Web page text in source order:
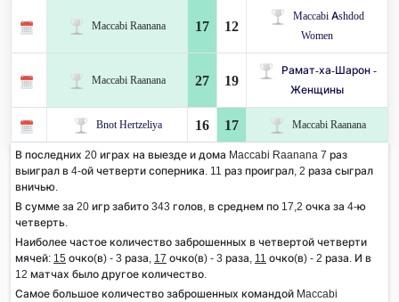
Maccabi Raanana 17 12
Maccabi Ashdod
Women
Maccabi Raanana 27 19
Рамат-ха-Шарон -
Женщины
Bnot Hertzeliya 16 17 Maccabi Raanana
В последних 20 играх на выезде и дома Maccabi Raanana 7 раз
выиграл в 4-ой четверти соперника. 11 раз проиграл, 2 раза сыграл
вничью.
В сумме за 20 игр забито 343 голов, в среднем по 17,2 очка за 4-ю
четверть.
Наиболее частое количество заброшенных в четвертой четверти
мячей: 15 очко(в) - 3 раза, 17 очко(в) - 3 раза, 11 очко(в) - 2 раза. И в
12 матчах было другое количество.
Самое большое количество заброшенных командой Maccabi